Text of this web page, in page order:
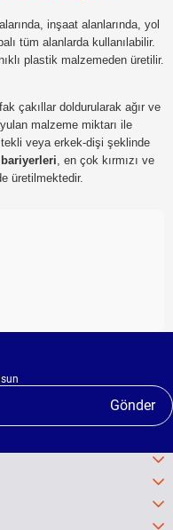
inşaat alanlarında, yol
tüm alanlarda kullanılabilir.
plastik malzemeden üretilir.
çakıllar doldurularak ağır ve
malzeme miktarı ile
veya erkek-dişi şeklinde
, en çok kırmızı ve
üretilmektedir.
Gönder